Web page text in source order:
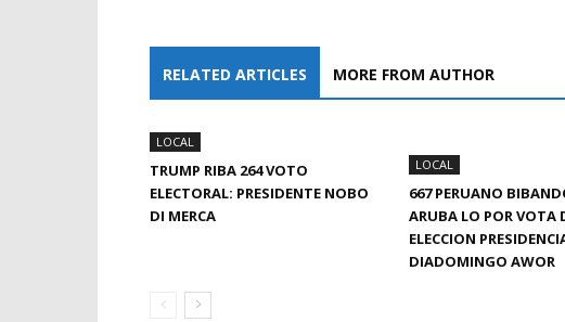
RELATED ARTICLES MORE FROM AUTHOR
LOCAL
TRUMP RIBA 264 VOTO
ELECTORAL: PRESIDENTE NOBO
DI MERCA
LOCAL
667 PERUANO
ARUBA LO POR VOTA
ELECCION
DIADOMINGO AWOR